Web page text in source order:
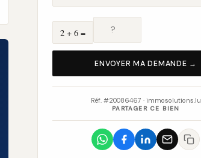
2 + 6 =
ENVOYER MA DEMANDE →
Réf. #20086467 · immosolutions.lu
PARTAGER CE BIEN